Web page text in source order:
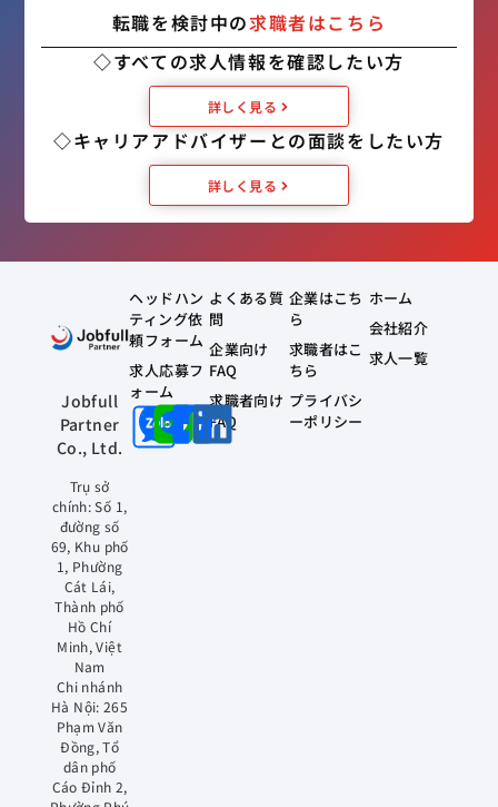
転職を検討中の求職者はこちら
◇すべての求人情報を確認したい方
詳しく見る
◇キャリアアドバイザーとの面談をしたい方
詳しく見る
Jobfull
Partner
Co., Ltd.
Trụ sở
chính: Số 1,
đường số
69, Khu phố
1, Phường
Cát Lái,
Thành phố
Hồ Chí
Minh, Việt
Nam
Chi nhánh
Hà Nội: 265
Phạm Văn
Đồng, Tổ
dân phố
Cáo Đỉnh 2,
ホーム
会社紹介
求人一覧
企業はこち
ら
求職者はこ
ちら
プライバシ
ーポリシー
よくある質
問
企業向け
FAQ
求職者向け
FAQ
ヘッドハン
ティング依
頼フォーム
求人応募フ
ォーム